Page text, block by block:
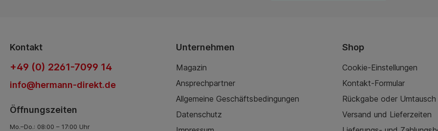
Kontakt
+49 (0) 2261-7099 14
info@hermann-direkt.de
Öffnungszeiten
Mo.–Do.: 08:00 – 17:00 Uhr
Unternehmen
Magazin
Ansprechpartner
Allgemeine Geschäftsbedingungen
Datenschutz
Shop
Cookie-Einstellungen
Kontakt-Formular
Rückgabe oder Umtausch
Versand und Lieferzeiten